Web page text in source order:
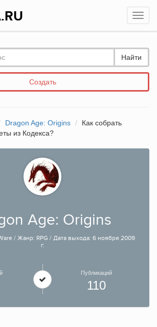
Найти
Создать
Dragon Age: Origins
Как собрать
из Кодекса?
Age: Origins
/ Жанр: RPG / Дата выхода: 6 ноября 2009
г.
Публикаций
110